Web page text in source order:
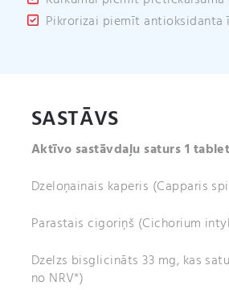
Pikrorizai piemīt antioksidanta
SASTĀVS
Aktīvo sastāvdaļu saturs 1
Dzeloņainais kaperis (Capparis
Parastais cigoriņš (Cichorium
Dzelzs bisglicināts 33 mg, kas
no NRV*)